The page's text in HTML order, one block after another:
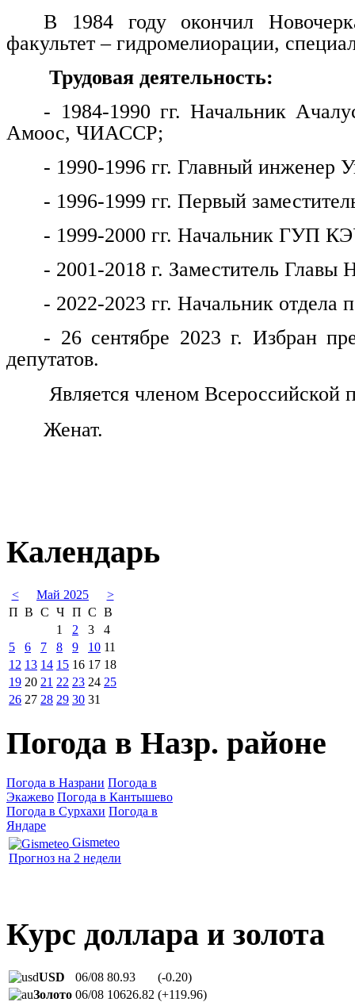
В 1984 году окончил
факультет – гидромелиорации,
Трудовая деятельность:
- 1984-1990 гг. Начальник
Амоос, ЧИАССР;
- 1990-1996 гг. Главный
- 1996-1999 гг. Первый
- 1999-2000 гг. Начальник ГУП
- 2001-2018 г. Заместитель Главы
- 2022-2023 гг. Начальник
- 26 сентябре 2023 г. Избран
депутатов.
Является членом Всероссийской
Женат.
Календарь
< Май 2025
>
П В С Ч П С В
1
2 3
4
5
6 7 8 9 10 11
12 13 14 15 16 17 18
19 20 21 22 23 24 25
26 27 28 29 30 31
Погода в Назр. районе
Погода в Назрани Погода в
Экажево Погода в Кантышево
Погода в Сурхахи Погода в
Яндаре
Gismeteo
Прогноз на 2 недели
Курс доллара и золота
USD 06/08 80.93
(-0.20)
Золото 06/08 10626.82 (+119.96)